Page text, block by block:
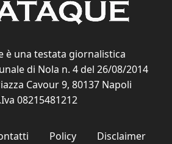
è una testata giornalistica
di Nola n. 4 del 26/08/2014
Cavour 9, 80137 Napoli
08215481212
Policy Disclaimer